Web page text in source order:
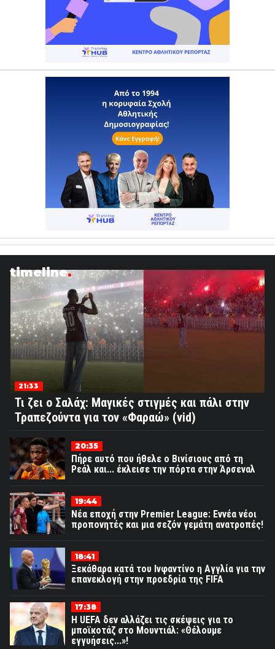
timeline
21:33
Τι ζει ο Σαλάχ: Μαγικές στιγμές και πάλι στην
Τραπεζούντα για τον «Φαραώ» (vid)
20:35
Πήρε αυτό που ήθελε ο Βινίσιους από τη
Ρεάλ και... έκλεισε την πόρτα στην Άρσεναλ
19:44
Νέα εποχή στην Premier League: Εννέα νέοι
προπονητές και μια σεζόν γεμάτη ανατροπές!
18:41
Ξεκάθαρα κατά του Ινφαντίνο η Αγγλία για την
επανεκλογή στην προεδρία της FIFA
17:38
Η UEFA δεν αλλάζει τις σκέψεις για το
μποϊκοτάζ στο Μουντιάλ: «Θέλουμε
εγγυήσεις...»!